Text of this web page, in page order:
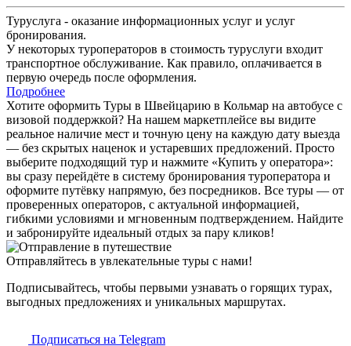
Туруслуга - оказание информационных услуг и услуг
бронирования.
У некоторых туроператоров в стоимость туруслуги входит
транспортное обслуживание. Как правило, оплачивается в
первую очередь после оформления.
Подробнее
Хотите оформить Туры в Швейцарию в Кольмар на автобусе с
визовой поддержкой? На нашем маркетплейсе вы видите
реальное наличие мест и точную цену на каждую дату выезда
— без скрытых наценок и устаревших предложений. Просто
выберите подходящий тур и нажмите «Купить у оператора»:
вы сразу перейдёте в систему бронирования туроператора и
оформите путёвку напрямую, без посредников. Все туры — от
проверенных операторов, с актуальной информацией,
гибкими условиями и мгновенным подтверждением. Найдите
и забронируйте идеальный отдых за пару кликов!
Отправляйтесь в увлекательные туры с нами!
Подписывайтесь, чтобы первыми узнавать о горящих турах,
выгодных предложениях и уникальных маршрутах.
Подписаться на Telegram